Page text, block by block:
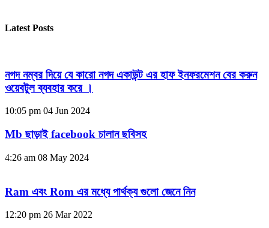
Latest Posts
নগদ নম্বর দিয়ে যে কারো নগদ একাউন্ট এর হাফ ইনফরমেশন বের করুন
ওয়েবটুল ব্যবহার করে ।
10:05 pm 04 Jun 2024
Mb ছাড়াই facebook চালান ছবিসহ
4:26 am 08 May 2024
Ram এবং Rom এর মধ্যে পার্থক্য গুলো জেনে নিন
12:20 pm 26 Mar 2022